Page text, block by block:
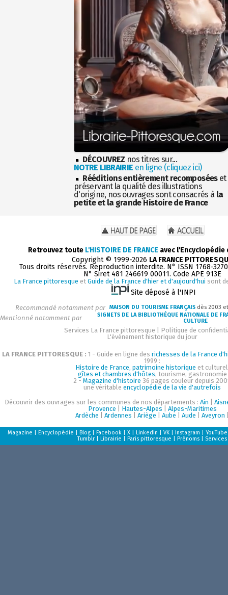
DÉCOUVREZ nos titres sur...
NOTRE LIBRAIRIE en ligne (cliquez ici)
Rééditions entièrement recomposéeset
préservant la qualité des illustrations
d'origine, nos ouvrages sont consacrés à la
petite et la grande Histoire de France
Retrouvez toute L'HISTOIRE DE FRANCE avec
Copyright © 1999-2026 LA FRANCE
Tous droits réservés. Reproduction interdite. N° ISSN 1768-
N° Siret 481 246619 00011. Code APE 913E
La France pittoresque et Guide de la France d'hier et d'aujourd'hui sont
Site déposé à l'INPI
Recommandé notamment par MAISON DU TOURISME FRANÇAIS dès 2003
Mentionné notamment par
SIGNETS DE LA BIBLIOTHÈQUE NATIONALE DE
CULTURE
Services La France pittoresque
Politique de
L'événement historique du jour
LA FRANCE PITTORESQUE : 1 - Guide en ligne des richesses de la France
1999 :
Histoire de France, patrimoine historique et
gîtes et chambres d'hôtes, tourisme, gastronomie
2 - Magazine d'histoire 36 pages couleur depuis
une véritableencyclopédie de la vie d'autrefois
Découvrir des ouvrages sur les communes de nos départements :Ain |
Provence
Hautes-Alpes
Alpes-Maritimes
Ardèche |Ardennes |Ariège |Aube |Aude |Aveyron
Magazine |Encyclopédie |Blog |Facebook |X |LinkedIn |VK |Instagram |YouTube
Tumblr |Librairie |Paris pittoresque |Prénoms Services